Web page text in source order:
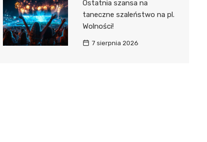
Ostatnia szansa na
taneczne szaleństwo na pl.
Wolności!
7 sierpnia 2026